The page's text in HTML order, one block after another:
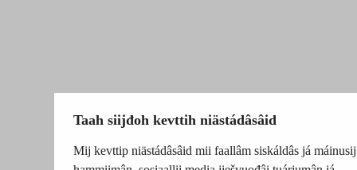
Taah siijđoh kevttih niästádâsâid
Mij kevttip niästádâsâid mii faallâm siskáldâs já máinusij